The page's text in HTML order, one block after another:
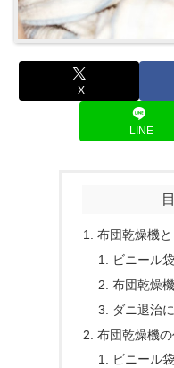
X
LINE
布団乾燥機
ビニール
布団乾燥
ダニ退治
布団乾燥機
ビニール